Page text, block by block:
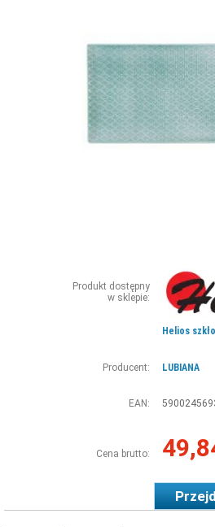
W RZESZOWIE
Produkt dostępny
w sklepie:
Helios szkło
Producent: LUBIANA
EAN:
Cena brutto: